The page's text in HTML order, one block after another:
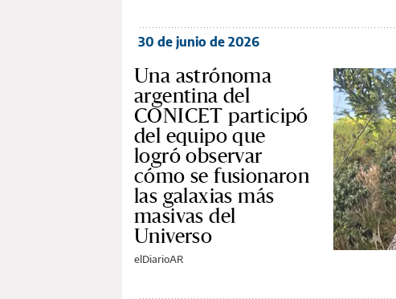
30 de junio de 2026
Una astrónoma
argentina del
CONICET participó
del equipo que
logró observar
cómo se fusionaron
las galaxias más
masivas del
Universo
elDiarioAR